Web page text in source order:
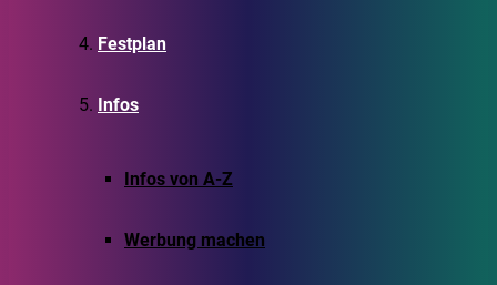
Festplan
Infos
Infos von A-Z
Werbung machen